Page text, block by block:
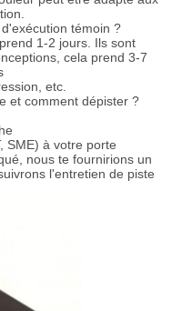
témoin ?
1-2 jours. Ils sont
cela prend 3-7
etc.
et comment dépister ?
SME) à votre porte
nous te fournirions un
l'entretien de piste